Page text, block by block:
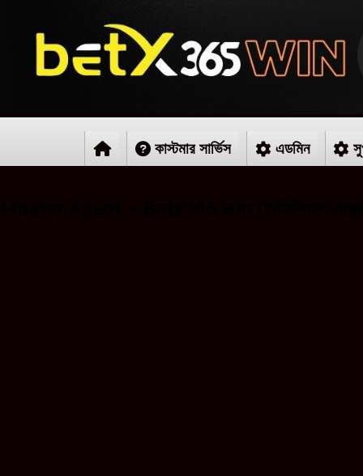
কাস্টমার সার্ভিস এডমিন